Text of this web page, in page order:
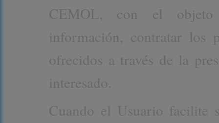
CEMOL, con el objeto
información, contratar los
ofrecidos a través de la
interesado.
Cuando el Usuario facilite